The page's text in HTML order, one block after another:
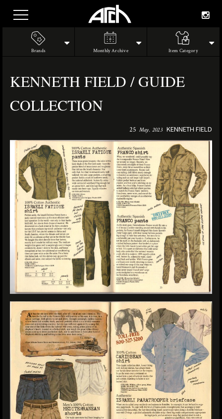
Brands Monthly Archive Item Category
KENNETH FIELD / GUIDE
COLLECTION
25 May. 2023 KENNETH FIELD